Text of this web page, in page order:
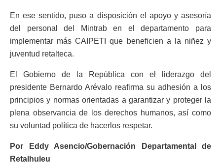
En ese sentido, puso a disposición el apoyo y asesoría
del personal del Mintrab en el departamento para
implementar más CAIPETI que beneficien a la niñez y
juventud retalteca.
El Gobierno de la República con el liderazgo del
presidente Bernardo Arévalo reafirma su adhesión a los
principios y normas orientadas a garantizar y proteger la
plena observancia de los derechos humanos, así como
su voluntad política de hacerlos respetar.
Por Eddy Asencio/Gobernación Departamental de
Retalhuleu